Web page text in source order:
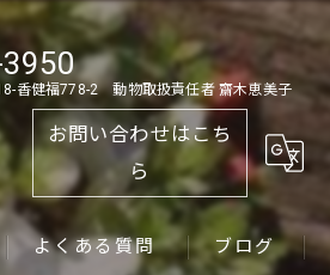
香健福778-2 動物取扱責任者 齋木恵美子
お問い合わせはこち
ら
よくある質問 ブログ